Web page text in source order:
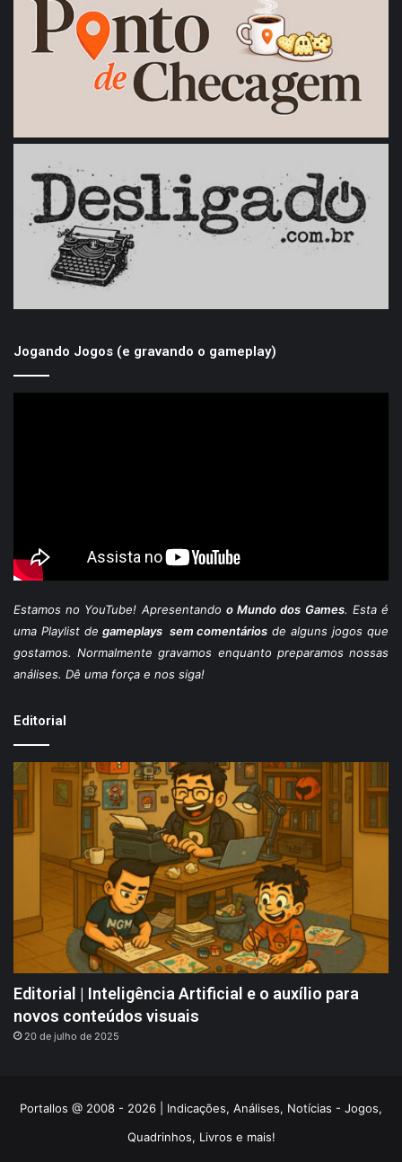
Jogando Jogos (e gravando o gameplay)
Estamosno YouTube! Apresentando o Mundo dos Games. Esta é
uma Playlist de gameplays sem comentários de alguns jogos que
gostamos. Normalmente gravamos enquanto preparamos nossas
análises. Dê uma força e nos siga!
Editorial
Editorial | Inteligência Artificial e o auxílio para
novos conteúdos visuais
20 de julho de 2025
Portallos @ 2008 - 2026 | Indicações, Análises, Notícias - Jogos,
Quadrinhos, Livros e mais!